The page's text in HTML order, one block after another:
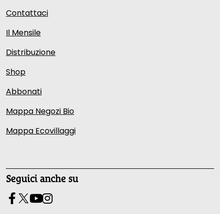
Contattaci
Il Mensile
Distribuzione
Shop
Abbonati
Mappa Negozi Bio
Mappa Ecovillaggi
Seguici anche su